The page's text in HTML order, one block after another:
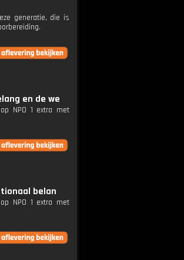
generatie, die is
en de we
NPO 1 extra met
belan
NPO 1 extra met